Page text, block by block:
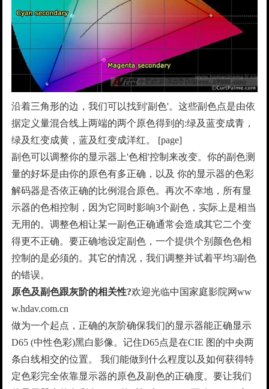
沿着三角形的边，我们可以找到'副色'。这些副色点是由依
据定义量混合线上两端的两个原色得到的:绿及蓝变成青，
绿及红变成黄，蓝及红变成洋红。 [page]
副色可以调整你的显示器上'色相'控制来改变。你的副色测
量的好坏是由你的原色有多正确，以及 你的显示器的色彩
解码器是否依正确的比例混合原色。再次不幸地，所有显
示器的色相控制，因为它同时影响3个副色，实际上是相当
无用的。调整色相让某一副色正确通常会造成其它二个变
得更不正确。要正确地设定副色，一个提供个别颜色色相
控制的是必须的。其它的情况，我们调整并试着平均3副色
的错误。
原色及副色跟灰阶的相关性?欢迎光临中国家庭影院网ww
w.hdav.com.cn
做为一个起点，正确的灰阶确保我们的显示器能正确显示
D65 (中性色彩)黑白影像。记住D65点是在CIE 图的中央两
条白线相交的位置。 我们能做到什么程度以及如何获得特
定色彩完全依靠显示器的原色及副色的正确度。要让我们